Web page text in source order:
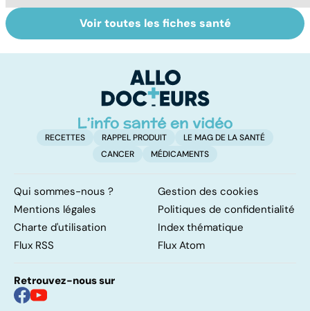
Narcolepsie : des
crises de
Maladie de
Huntington : une
neurologique
incurable
Voir toutes les fiches santé
RECETTES RAPPEL PRODUIT
LE MAG DE LA SANTÉ
CANCER
MÉDICAMENTS
Qui sommes-nous ?
Gestion des cookies
Mentions légales
Politiques de confidentialité
Charte d'utilisation
Index thématique
Flux RSS
Flux Atom
Retrouvez-nous sur